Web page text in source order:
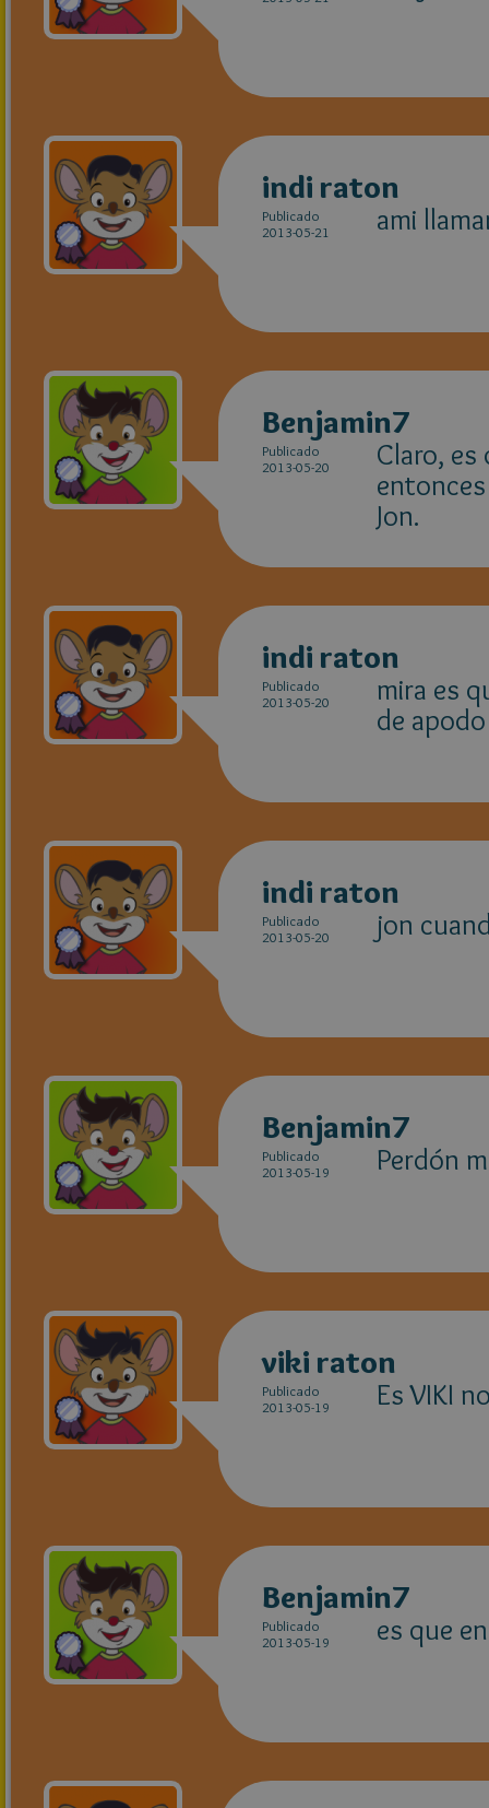
indi raton
Publicado
2013-05-21
ami
Benjamin7
Publicado
2013-05-20
Claro, es
Jon.
indi raton
Publicado
2013-05-20
mira es
de
indi raton
Publicado
2013-05-20
jon
Benjamin7
Publicado
2013-05-19
Perdón
viki raton
Publicado
2013-05-19
Es VIKI
Benjamin7
Publicado
2013-05-19
es que